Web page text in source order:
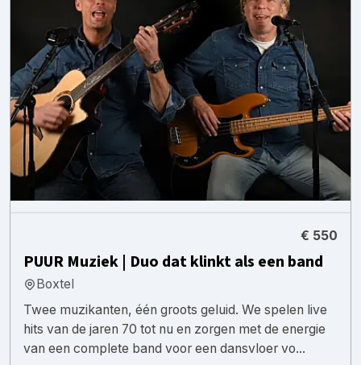
€ 550
PUUR Muziek | Duo dat klinkt als een band
Boxtel
Twee muzikanten, één groots geluid. We spelen live
hits van de jaren 70 tot nu en zorgen met de energie
van een complete band voor een dansvloer vo...